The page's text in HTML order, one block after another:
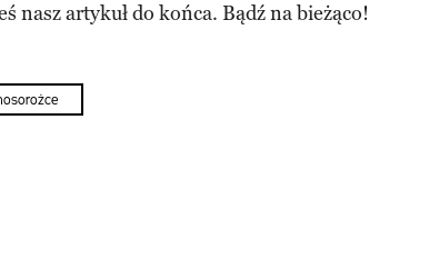
nasz artykuł do końca. Bądź na bieżąco!